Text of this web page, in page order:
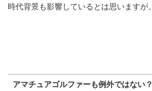
時代背景も影響しているとは思いますが。
アマチュアゴルファーも例外ではない？